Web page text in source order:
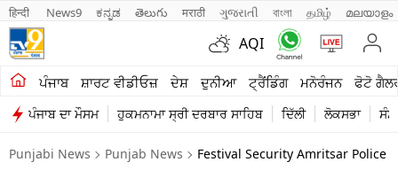
हिन्दी News9 ಕನ್ನಡ తెలుగు मराठी ગુજરાતી বাংলা தமிழ் മലയാളം
AQI
ਪੰਜਾਬ ਸ਼ਾਰਟ ਵੀਡੀਓਜ਼ ਦੇਸ਼ ਦੁਨੀਆ ਟ੍ਰੈਂਡਿੰਗ ਮਨੋਰੰਜਨ ਫੋਟੋ
ਪੰਜਾਬ ਦਾ ਮੌਸਮ ਹੁਕਮਨਾਮਾ ਸ੍ਰੀ ਦਰਬਾਰ ਸਾਹਿਬ ਦਿੱਲੀ ਲੋਕਸਭਾ
ਖੇਤੀਬਾੜੀ
ਸ਼ਾਰਟ ਵੀਡੀਓਜ਼
ਕਾਰੋਬਾਰ
Punjabi News Punjab News Festival Security Amritsar Police